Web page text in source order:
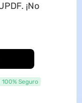
¡No
100% Seguro